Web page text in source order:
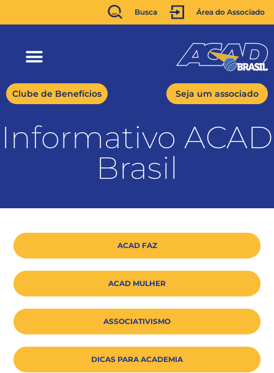
Busca Área do Associado
Clube de Benefícios Seja um associado
Informativo ACAD
Brasil
ACAD FAZ
ACAD MULHER
ASSOCIATIVISMO
DICAS PARA ACADEMIA